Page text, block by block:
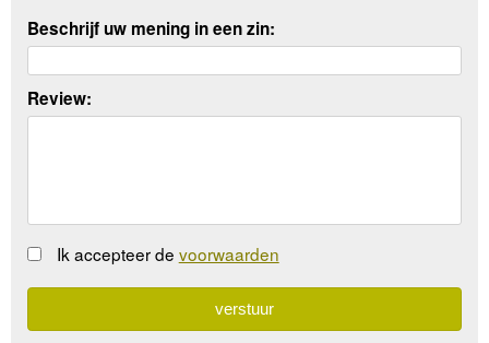
Beschrijf uw mening in een zin:
Review:
Ik accepteer de voorwaarden